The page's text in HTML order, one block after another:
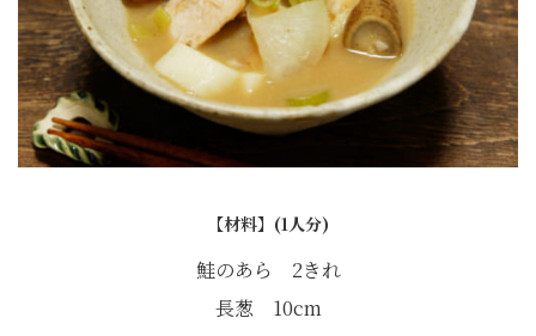
【材料】(1人分)
鮭のあら 2きれ
長葱 10cm